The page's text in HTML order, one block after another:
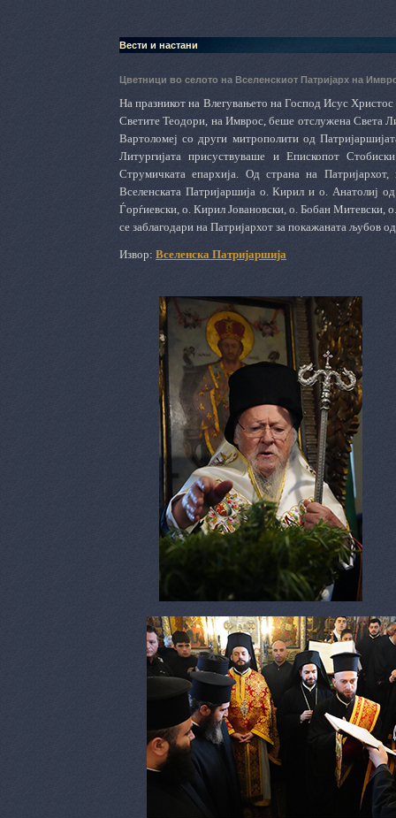
Вести и настани
Цветници во селото на Вселенскиот Патријарх на
На празникот на Влегувањето на Господ Исус
Светите Теодори, на Имврос, беше отслужена Света
Вартоломеј со други митрополити од
Литургијата присуствуваше и Епископот
Струмичката епархија. Од страна на
Вселенската Патријаршија о. Кирил и о. Анатолиј
Ѓорѓиевски, о. Кирил Јовановски, о. Бобан Митевски,
се заблагодари на Патријархот за покажаната љубов
Извор: Вселенска Патријаршија